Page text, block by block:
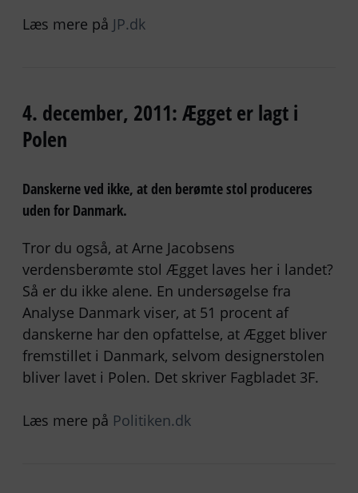
Læs mere på JP.dk
4. december, 2011: Ægget er lagt i
Polen
Danskerne ved ikke, at den berømte stol produceres
uden for Danmark.
Tror du også, at Arne Jacobsens
verdensberømte stol Ægget laves her i landet?
Så er du ikke alene. En undersøgelse fra
Analyse Danmark viser, at 51 procent af
danskerne har den opfattelse, at Ægget bliver
fremstillet i Danmark, selvom designerstolen
bliver lavet i Polen. Det skriver Fagbladet 3F.
Læs mere på Politiken.dk